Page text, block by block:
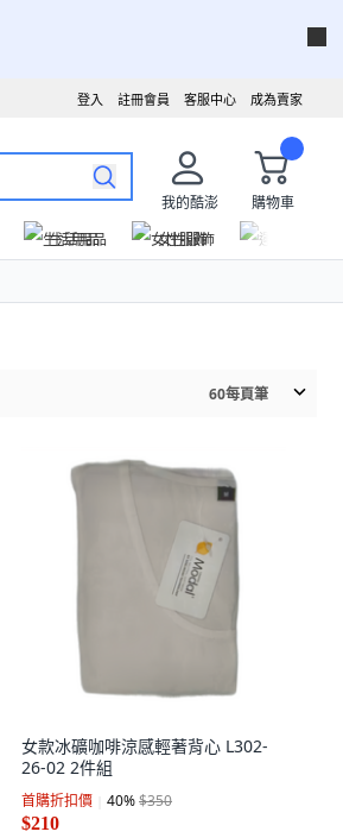
成為賣家
客服中心
註冊會員
登入
我的酷澎
購物車
生活用品 女性服飾
60每頁筆
女款冰礦咖啡涼感輕著背心 L302-
26-02 2件組
首購折扣價 40%$350
$210